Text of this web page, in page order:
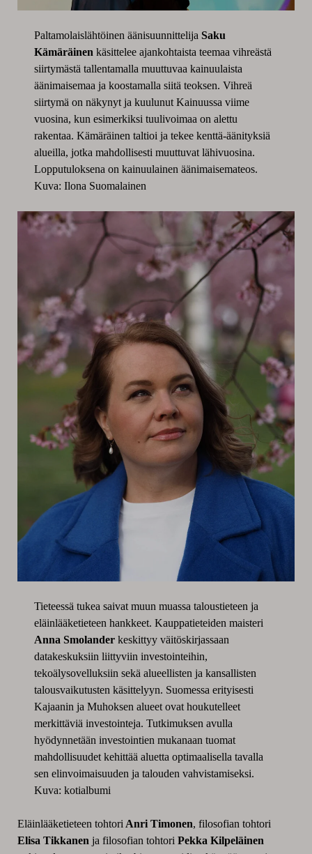
Paltamolaislähtöinen äänisuunnittelija Saku
Kämäräinen käsittelee ajankohtaista teemaa vihreästä
siirtymästä tallentamalla muuttuvaa kainuulaista
äänimaisemaa ja koostamalla siitä teoksen. Vihreä
siirtymä on näkynyt ja kuulunut Kainuussa viime
vuosina, kun esimerkiksi tuulivoimaa on alettu
rakentaa. Kämäräinen taltioi ja tekee kenttä-äänityksiä
alueilla, jotka mahdollisesti muuttuvat lähivuosina.
Lopputuloksena on kainuulainen äänimaisemateos.
Kuva: Ilona Suomalainen
Tieteessä tukea saivat muun muassa taloustieteen ja
eläinlääketieteen hankkeet. Kauppatieteiden maisteri
Anna Smolanderkeskittyy väitöskirjassaan
datakeskuksiin liittyviin investointeihin,
tekoälysovelluksiin sekä alueellisten ja kansallisten
talousvaikutusten käsittelyyn. Suomessa erityisesti
Kajaanin ja Muhoksen alueet ovat houkutelleet
merkittäviä investointeja. Tutkimuksen avulla
hyödynnetään investointien mukanaan tuomat
mahdollisuudet kehittää aluetta optimaalisella tavalla
sen elinvoimaisuuden ja talouden vahvistamiseksi.
Kuva: kotialbumi
Eläinlääketieteen tohtori Anri Timonen, filosofian tohtori
Elisa Tikkanen ja filosofian tohtori Pekka Kilpeläinen